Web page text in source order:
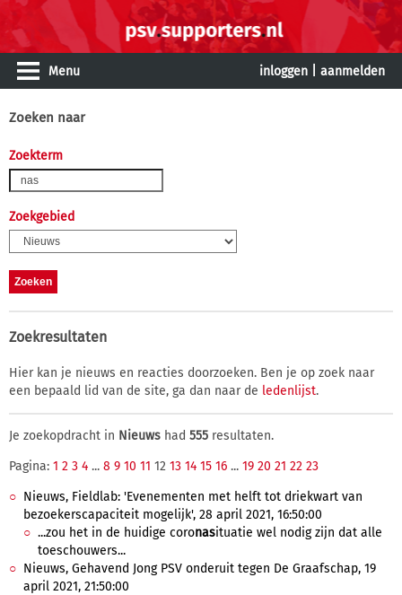
Menu inloggen aanmelden
Zoeken naar
Zoekterm
Zoekgebied
Zoekresultaten
Hier kan je nieuws en reacties doorzoeken. Ben je op zoek naar
een bepaald lid van de site, ga dan naar de ledenlijst.
Je zoekopdracht in Nieuws had 555 resultaten.
Pagina: 1 2 3 4 ... 8 9 10 11 12 13 14 15 16 ... 19 20 21 22 23
Nieuws, Fieldlab: 'Evenementen met helft tot driekwart van
bezoekerscapaciteit mogelijk', 28 april 2021, 16:50:00
...zou het in de huidige coronasituatie wel nodig zijn dat alle
toeschouwers...
Nieuws, Gehavend Jong PSV onderuit tegen De Graafschap, 19
april 2021, 21:50:00